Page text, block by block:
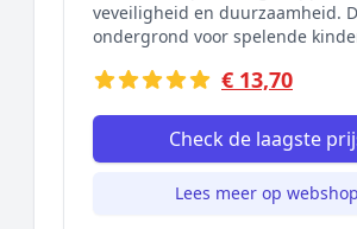
veveiligheid en duurzaamheid.
ondergrond voor spelende
€ 13,70
Check de laagste
Lees meer op webshop